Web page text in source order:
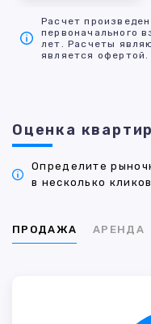
Расчет
первоначального
лет. Расчеты
является офертой.
Оценка
Определите
в несколько
ПРОДАЖА АРЕНДА